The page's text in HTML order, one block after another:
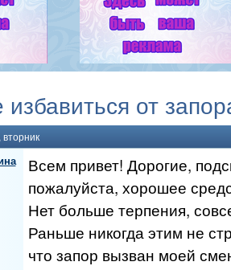
от
Всем привет! Дорогие,
пожалуйста, хорошее
Нет больше терпения,
Раньше никогда этим не
что запор вызван моей